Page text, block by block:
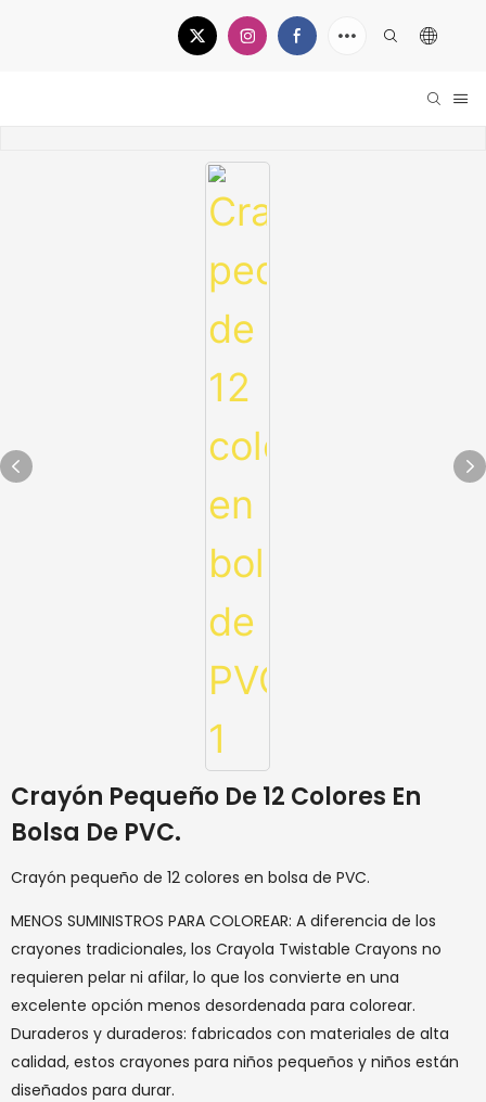
Crayón Pequeño De 12 Colores En
Bolsa De PVC.
Crayón pequeño de 12 colores en bolsa de PVC.
MENOS SUMINISTROS PARA COLOREAR: A diferencia de los
crayones tradicionales, los Crayola Twistable Crayons no
requieren pelar ni afilar, lo que los convierte en una
excelente opción menos desordenada para colorear.
Duraderos y duraderos: fabricados con materiales de alta
calidad, estos crayones para niños pequeños y niños están
diseñados para durar.